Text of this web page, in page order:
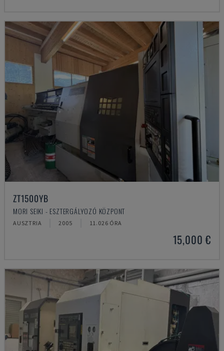
ZT1500YB
MORI SEIKI - ESZTERGÁLYOZÓ KÖZPONT
AUSZTRIA 2005 11.026 ÓRA
15,000 €